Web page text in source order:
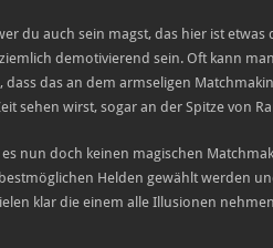
du auch sein magst, das hier ist
demotivierend sein. Oft kann
dass das an dem armseligen
sehen wirst, sogar an der Spitze von
nun doch keinen magischen
Helden gewählt werden
klar die einem alle Illusionen